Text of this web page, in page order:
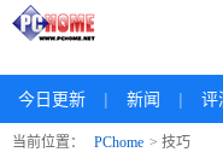
今日更新 | 新闻 | 评
当前位置： PChome > 技巧